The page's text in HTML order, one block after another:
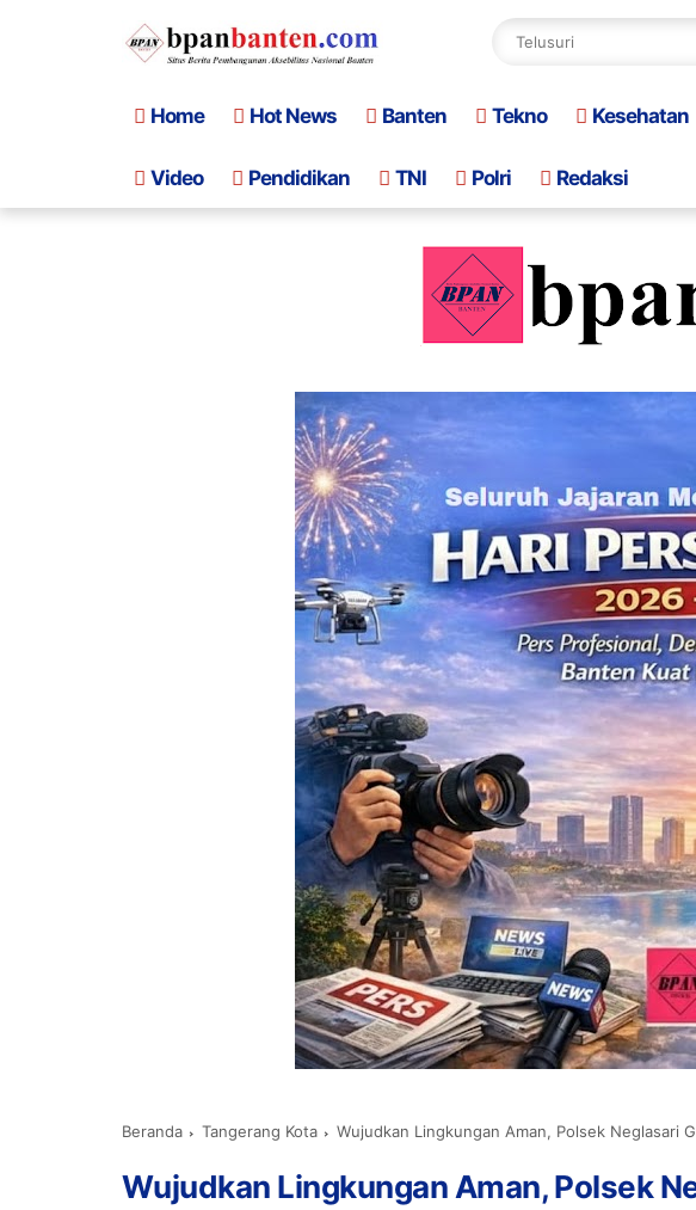
Home Hot News Banten Tekno Kesehatan
Video Pendidikan TNI Polri Redaksi
Beranda Tangerang Kota Wujudkan Lingkungan Aman, Polsek Neglasari
Wujudkan Lingkungan Aman, Polsek